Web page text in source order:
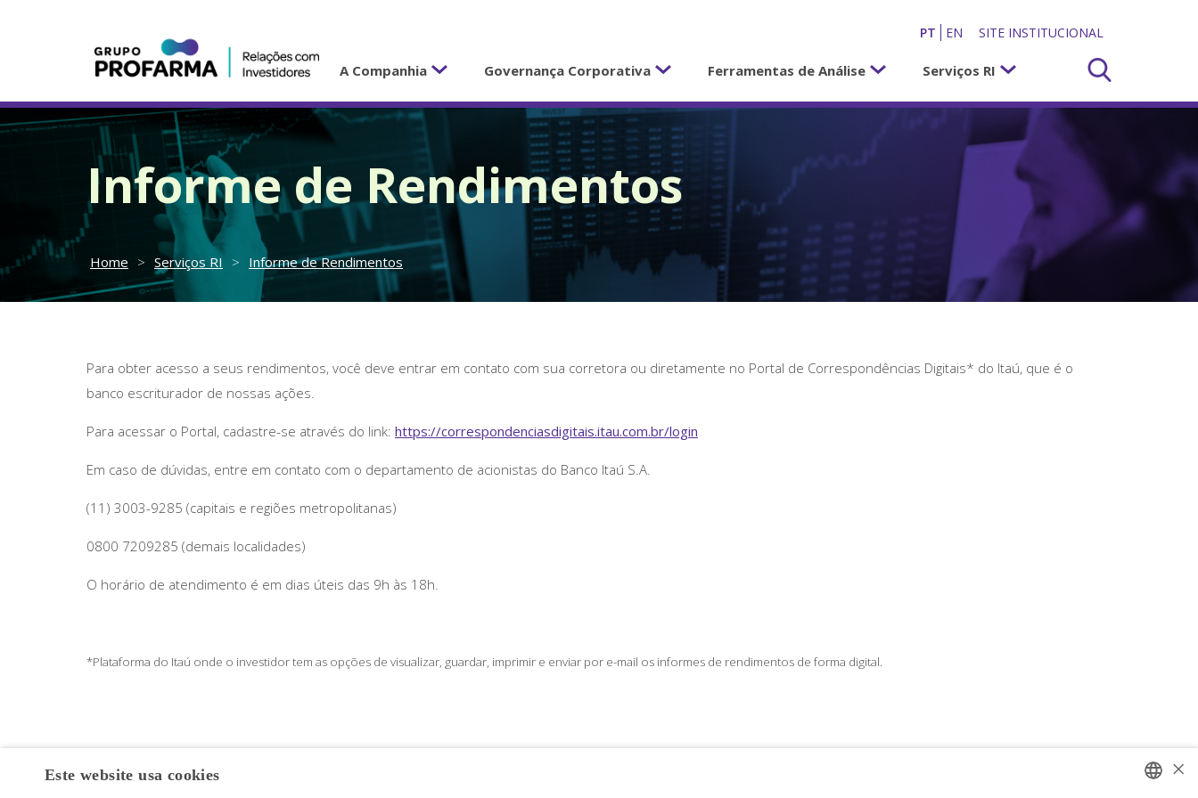
PT EN SITE INSTITUCIONAL
A Companhia Governança Corporativa Ferramentas de Análise Serviços RI
Informe de Rendimentos
Home > Serviços RI > Informe de Rendimentos
Para obter acesso a seus rendimentos, você deve entrar em contato com sua corretora ou diretamente no Portal de Correspondências Digitais* do Itaú, que é o
banco escriturador de nossas ações.
Para acessar o Portal, cadastre-se através do link: https://correspondenciasdigitais.itau.com.br/login
Em caso de dúvidas, entre em contato com o departamento de acionistas do Banco Itaú S.A.
(11) 3003-9285 (capitais e regiões metropolitanas)
0800 7209285 (demais localidades)
O horário de atendimento é em dias úteis das 9h às 18h.
*Plataforma do Itaú onde o investidor tem as opções de visualizar, guardar, imprimir e enviar por e-mail os informes de rendimentos de forma digital.
×
Este website usa cookies